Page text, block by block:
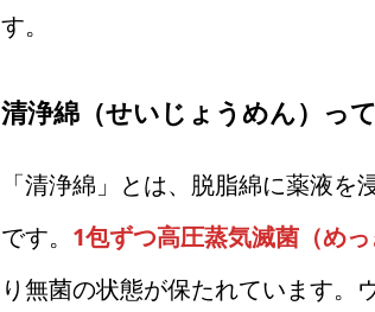
す。
清浄綿（せいじょうめん）っ
「清浄綿」とは、脱脂綿に薬液
です。 1包ずつ高圧蒸気滅菌（め
り無菌の状態が保たれています。